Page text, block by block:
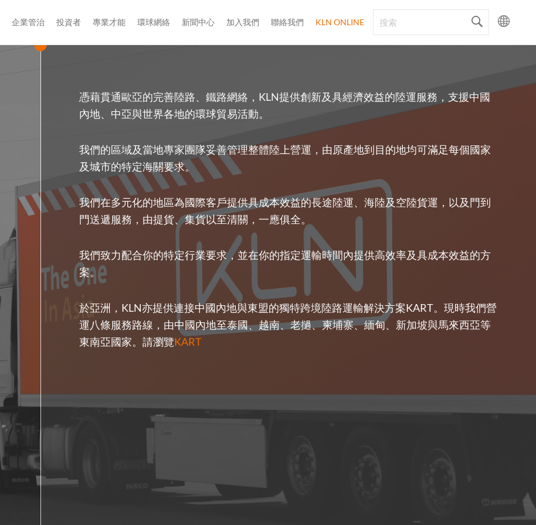
企業管治 投資者 專業才能 環球網絡 新聞中心 加入我們 聯絡我們 KLN ONLINE
憑藉貫通歐亞的完善陸路、鐵路網絡，KLN提供創新及具經濟效益的陸運服務，支援中國
內地、中亞與世界各地的環球貿易活動。
我們的區域及當地專家團隊妥善管理整體陸上營運，由原產地到目的地均可滿足每個國家
及城市的特定海關要求。
我們在多元化的地區為國際客戶提供具成本效益的長途陸運、海陸及空陸貨運，以及門到
門送遞服務，由提貨、集貨以至清關，一應俱全。
我們致力配合你的特定行業要求，並在你的指定運輸時間內提供高效率及具成本效益的方
案。
於亞洲，KLN亦提供連接中國內地與東盟的獨特跨境陸路運輸解決方案KART。現時我們營
運八條服務路線，由中國內地至泰國、越南、老撾、柬埔寨、緬甸、新加坡與馬來西亞等
東南亞國家。請瀏覽KART